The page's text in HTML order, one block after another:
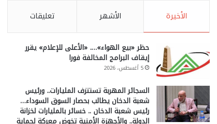
الأخيرة الأشهر تعليقات
حظر «بيع الهواء»…. «الأعلى للإعلام» يقرر
إيقاف البرامج المخالفة فورا
5 أغسطس، 2026
السجائر المهربة تستنزف المليارات.. ورئيس
شعبة الدخان يطالب بحصار السوق السوداء…
رئيس شعبة الدخان .. خسائر بالمليارات لخزانة